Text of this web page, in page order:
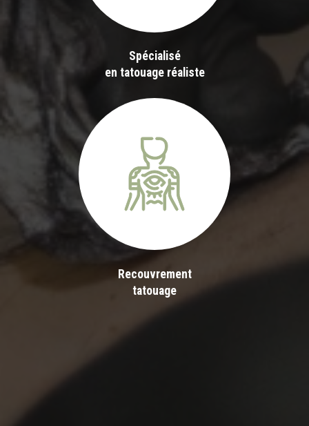
Spécialisé
en tatouage réaliste
Recouvrement
tatouage